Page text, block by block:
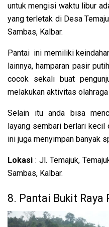
untuk mengisi waktu libur
yang terletak di Desa
Sambas, Kalbar.
Pantai ini memiliki
lainnya, hamparan pasir
cocok sekali buat
melakukan aktivitas
Selain itu anda bisa
layang sembari berlari kecil
ini juga menyimpan banyak
Lokasi : Jl. Temajuk,
Sambas, Kalbar.
8. Pantai Bukit Raya